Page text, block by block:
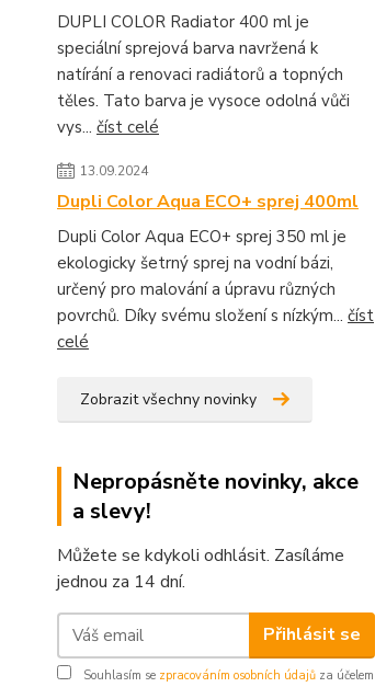
DUPLI COLOR Radiator 400 ml je
speciální sprejová barva navržená k
natírání a renovaci radiátorů a topných
těles. Tato barva je vysoce odolná vůči
vys... číst celé
13.09.2024
Dupli Color Aqua ECO+ sprej 400ml
Dupli Color Aqua ECO+ sprej 350 ml je
ekologicky šetrný sprej na vodní bázi,
určený pro malování a úpravu různých
povrchů. Díky svému složení s nízkým... číst
celé
Zobrazit všechny novinky
Nepropásněte novinky, akce
a slevy!
Můžete se kdykoli odhlásit. Zasíláme
jednou za 14 dní.
Přihlásit se
Souhlasím se zpracováním osobních údajů za účelem